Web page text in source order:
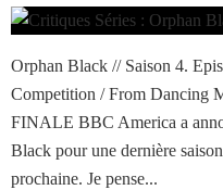
Orphan Black // Saison 4.
Competition / From Dancing
FINALE BBC America a
Black pour une dernière
prochaine. Je pense...